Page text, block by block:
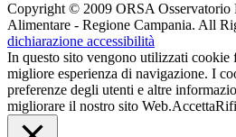
Copyright © 2009 ORSA Osservatorio
Alimentare - Regione Campania. All
dichiarazione accessibilità
In questo sito vengono utilizzati cookie
migliore esperienza di navigazione. I
preferenze degli utenti e altre
migliorare il nostro sito Web.Accetta